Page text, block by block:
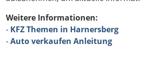
Weitere Informationen:
- KFZ Themen in Harnersberg
-Auto verkaufen Anleitung